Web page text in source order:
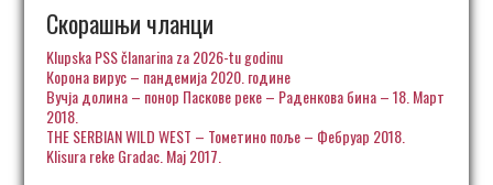
Скорашњи чланци
Klupska PSS članarina za 2026-tu godinu
Корона вирус – пандемија 2020. године
Вучја долина – понор Паскове реке – Раденкова бина – 18. Март
2018.
THE SERBIAN WILD WEST – Тометино поље – Фебруар 2018.
Klisura reke Gradac. Maj 2017.